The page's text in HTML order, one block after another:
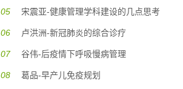
05 宋震亚-健康管理学科建设的几点思考
06 卢洪洲-新冠肺炎的综合诊疗
07 谷伟-后疫情下呼吸慢病管理
08 葛品-早产儿免疫规划